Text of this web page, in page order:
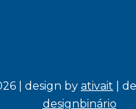
| design by ativait |
designbinário